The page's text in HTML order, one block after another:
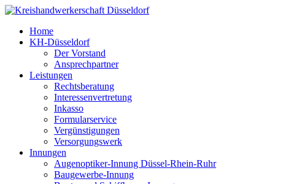
Home
KH-Düsseldorf
Der Vorstand
Ansprechpartner
Leistungen
Rechtsberatung
Interessenvertretung
Inkasso
Formularservice
Vergünstigungen
Versorgungswerk
Innungen
Augenoptiker-Innung Düssel-Rhein-Ruhr
Baugewerbe-Innung